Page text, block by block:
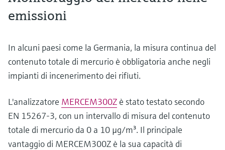
emissioni
In alcuni paesi come la Germania, la misura continua del
contenuto totale di mercurio è obbligatoria anche negli
impianti di incenerimento dei rifiuti.
L'analizzatore MERCEM300Z è stato testato secondo
EN 15267-3, con un intervallo di misura del contenuto
totale di mercurio da 0 a 10 µg/m³. Il principale
vantaggio di MERCEM300Z è la sua capacità di